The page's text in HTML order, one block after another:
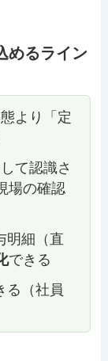
めるライン
より「定
て認識さ
場の確認
明細（直
できる
る（社員